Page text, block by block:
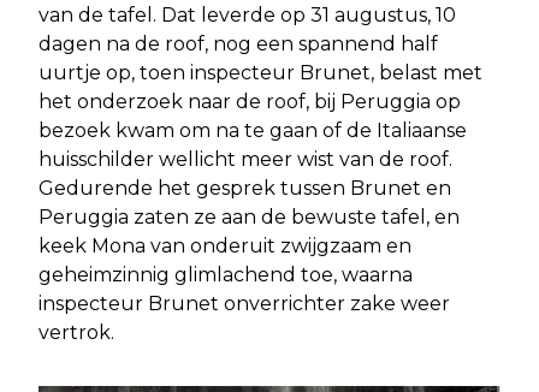
van de tafel. Dat leverde op 31 augustus, 10
dagen na de roof, nog een spannend half
uurtje op, toen inspecteur Brunet, belast met
het onderzoek naar de roof, bij Peruggia op
bezoek kwam om na te gaan of de Italiaanse
huisschilder wellicht meer wist van de roof.
Gedurende het gesprek tussen Brunet en
Peruggia zaten ze aan de bewuste tafel, en
keek Mona van onderuit zwijgzaam en
geheimzinnig glimlachend toe, waarna
inspecteur Brunet onverrichter zake weer
vertrok.